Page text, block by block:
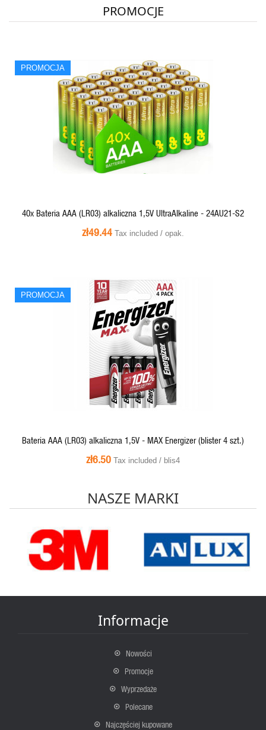
PROMOCJE
PROMOCJA
QUICK VIEW
40x Bateria AAA (LR03) alkaliczna 1,5V UltraAlkaline - 24AU21-S2
zł49.44 Tax included / opak.
PROMOCJA
PROMOCJA
QUICK VIEW
Bateria AAA (LR03) alkaliczna 1,5V - MAX Energizer (blister 4 szt.)
zł6.50 Tax included / blis4
NASZE MARKI
Informacje
Nowości
Promocje
Wyprzedaże
Polecane
Najczęściej kupowane